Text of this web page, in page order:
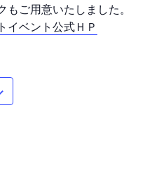
ご用意いたしました。
イベント公式ＨＰ